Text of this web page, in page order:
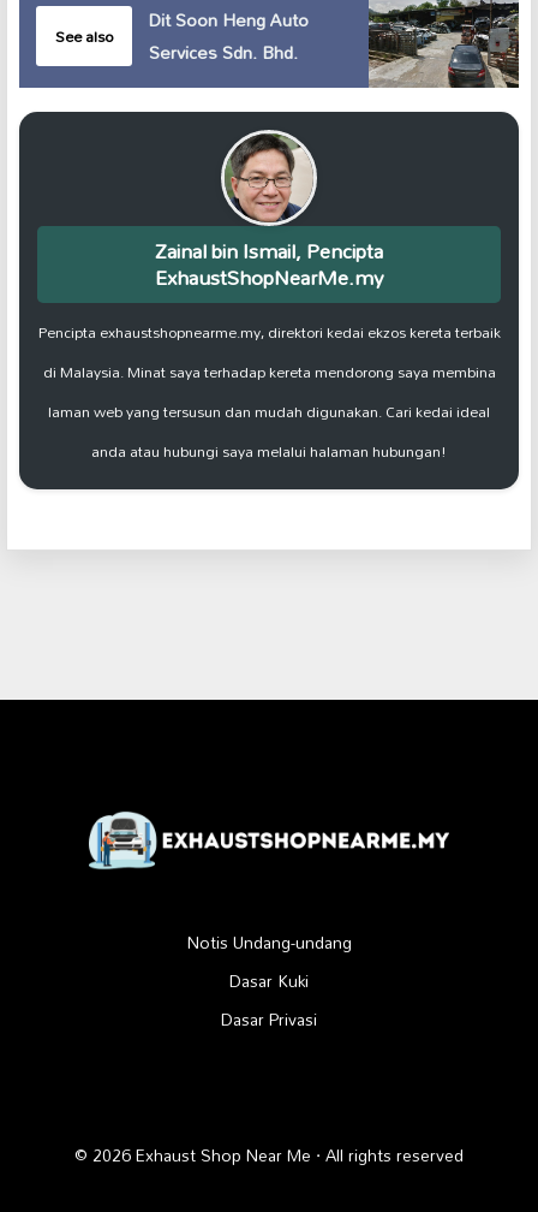
See also
Dit Soon Heng Auto
Services Sdn. Bhd.
Zainal bin Ismail, Pencipta
ExhaustShopNearMe.my
Pencipta exhaustshopnearme.my, direktori kedai ekzos kereta terbaik
di Malaysia. Minat saya terhadap kereta mendorong saya membina
laman web yang tersusun dan mudah digunakan. Cari kedai ideal
anda atau hubungi saya melalui halaman hubungan!
Notis Undang-undang
Dasar Kuki
Dasar Privasi
© 2026 Exhaust Shop Near Me · All rights reserved